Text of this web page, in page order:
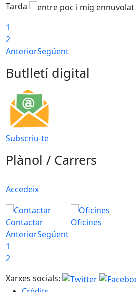
Tarda
1
2
AnteriorSegüent
Butlletí digital
Subscriu-te
Plànol / Carrers
Accedeix
Contactar Oficines
AnteriorSegüent
1
2
Xarxes socials: